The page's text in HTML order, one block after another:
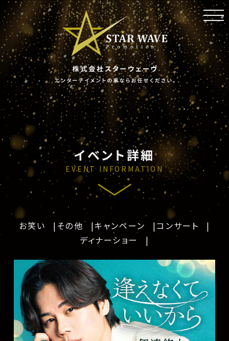
イベント詳細
EVENT INFORMATION
お笑い その他 キャンペーン
コンサート
ディナーショー